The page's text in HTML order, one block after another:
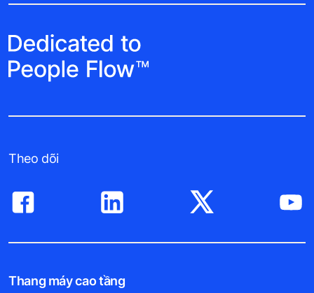
Theo dõi
Thang máy cao tầng